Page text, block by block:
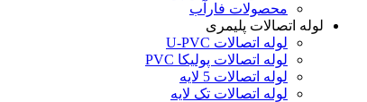
محصولات فارآب
لوله اتصالات پلیمری
لوله اتصالات U-PVC
لوله اتصالات پولیکا PVC
لوله اتصالات 5 لایه
لوله اتصالات تک لایه